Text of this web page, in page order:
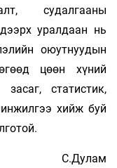
судалгааны
уралдаан нь
оюутнуудын
цөөн хүний
статистик,
хийж буй
С.Дулам